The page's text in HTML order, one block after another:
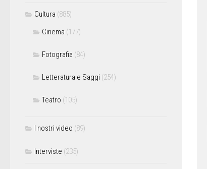
Cultura (885)
Cinema (177)
Fotografia (84)
Letteratura e Saggi (254)
Teatro (105)
I nostri video (89)
Interviste (235)